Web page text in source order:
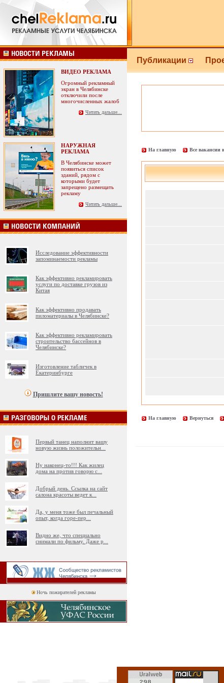
ВИДЕО РЕКЛАМА
Огромный рекламный
экран в Челябинске
отключили после
многочисленных жалоб
Читать дальше...
НАРУЖНАЯ
РЕКЛАМА
В Челябинске может
появиться список
зданий, рядом с
которыми будет
запрещено размещать
рекламу
Читать дальше...
Исследование эффективности
запоминаемости рекламы
Как эффективно рекламировать
услуги по доставке грузов из
Китая
Как эффективно продавать
пиломатериалы в Челябинске?
Как эффективно рекламировать
строительство бассейнов в
Челябинске?
Изготовление табличек в
Екатеринбурге
Пришлите вашу новость!
Первый танец наполнит вашу
новую жизнь положительн
Ну наконец-то!!! Как жилец
дома на против говорю с
Добрый день. Ссылка на сайт
салона красоты ведет к
Да, у меня тоже был печальный
опыт, когда горе-пер
Видно же, что специально
снимали по фильму. Даже р
Ночь пожирателей рекламы
Публикации
На главную Все вакансии
На главную Вернуться